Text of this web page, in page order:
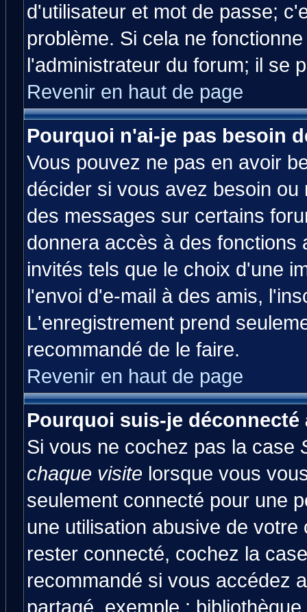
d'utilisateur et mot de passe;
problème. Si cela ne
l'administrateur du forum; il se
Revenir en haut de page
Pourquoi n'ai-je pas besoin
Vous pouvez ne pas en avoir
décider si vous avez besoin
des messages sur certains
donnera accès à des fonctions
invités tels que le choix d'une
l'envoi d'e-mail à des amis,
L'enregistrement prend
recommandé de le faire.
Revenir en haut de page
Pourquoi suis-je
Si vous ne cochez pas la case
chaque visite lorsque vous
seulement connecté pour une
une utilisation abusive de
rester connecté, cochez la
recommandé si vous accédez
partagé, exemple :